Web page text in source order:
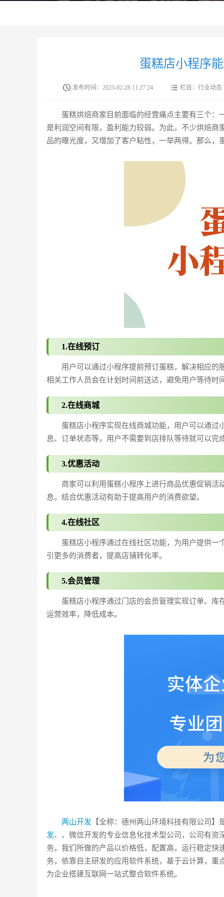
蛋糕店小程序
发布时间：2023-02-28 11:27:24 栏目：行业动态
蛋糕烘焙商家目前面临的经营痛点主要有三个
是利润空间有限，盈利能力较弱。为此，不少烘焙
品的曝光度，又增加了客户粘性，一举两得。那么
1.在线预订
用户可以通过小程序提前预订蛋糕，解决相应
相关工作人员会在计划时间前送达，避免用户等待时
2.在线商城
蛋糕店小程序实现在线商城功能，用户可以通
息、订单状态等，用户不需要到店排队等待就可以完
3.优惠活动
商家可以利用蛋糕小程序上进行商品优惠促销
息，结合优惠活动有助于提高用户的消费欲望。
4.在线社区
蛋糕店小程序通过在线社区功能，为用户提供
引更多的消费者，提高店铺转化率。
5.会员管理
蛋糕店小程序通过门店的会员管理实现订单、
运营效率，降低成本。
两山开发 【全称：德州两山环境科技有限公司
发、、微信开发的专业信息化技术型公司，公司有资
务。我们所做的产品以价格低，配置高，运行稳定
务，依靠自主研发的应用软件系统，基于云计算，
为企业搭建互联网一站式整合软件系统。